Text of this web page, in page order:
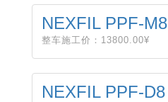
NEXFIL PPF-M8
整车施工价：13800.00¥
NEXFIL PPF-D8